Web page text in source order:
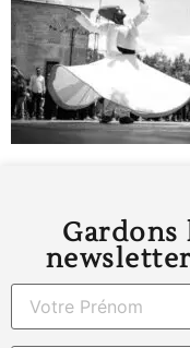
Gardons